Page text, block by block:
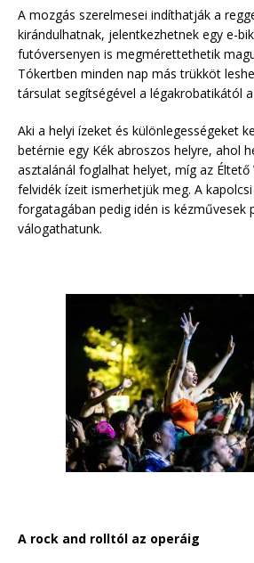
A mozgás szerelmesei indíthatják a
kirándulhatnak, jelentkezhetnek egy e-
futóversenyen is megmérettethetik
Tókertben minden nap más trükköt
társulat segítségével a légakrobatikától
Aki a helyi ízeket és különlegességeket
betérnie egy Kék abroszos helyre, ahol
asztalánál foglalhat helyet, míg az Éltető
felvidék ízeit ismerhetjük meg. A
forgatagában pedig idén is kézművesek
válogathatunk.
A rock and rolltól az operáig